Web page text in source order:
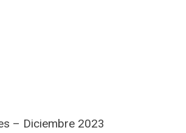
– Diciembre 2023